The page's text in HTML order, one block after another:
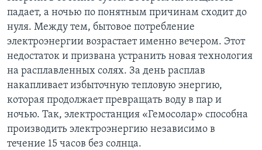
падает, а ночью по понятным причинам сходит до
нуля. Между тем, бытовое потребление
электроэнергии возрастает именно вечером. Этот
недостаток и призвана устранить новая технология
на расплавленных солях. За день расплав
накапливает избыточную тепловую энергию,
которая продолжает превращать воду в пар и
ночью. Так, электростанция «Гемосолар» способна
производить электроэнергию независимо в
течение 15 часов без солнца.